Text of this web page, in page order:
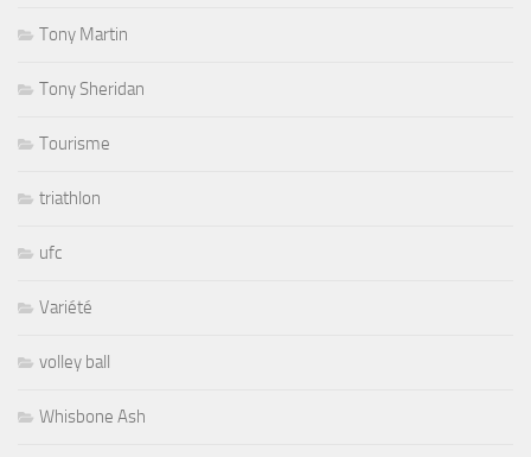
Tony Martin
Tony Sheridan
Tourisme
triathlon
ufc
Variété
volley ball
Whisbone Ash